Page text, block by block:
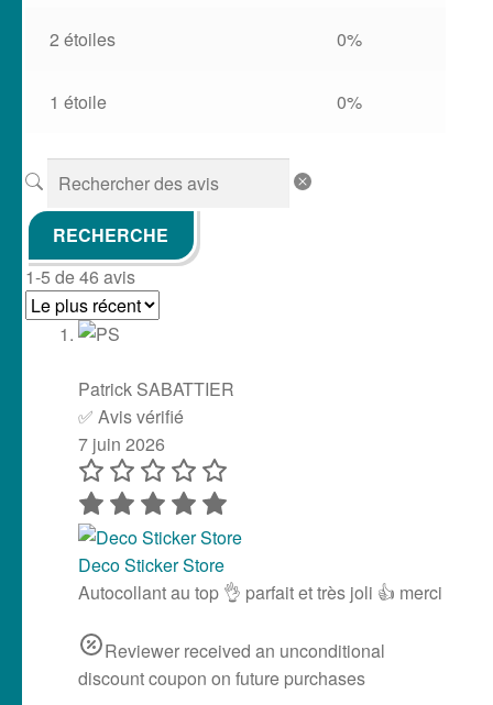
2 étoiles 0%
1 étoile 0%
RECHERCHE
1-5 de 46 avis
Patrick SABATTIER
✅ Avis vérifié
7 juin 2026
Deco Sticker Store
Autocollant au top 👌 parfait et très joli 👍 merci
Reviewer received an unconditional
discount coupon on future purchases